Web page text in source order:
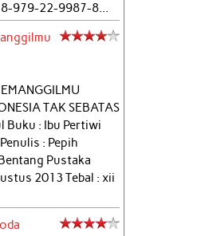
979-22-9987-8...
TAK SEBATAS
Buku : Ibu Pertiwi
: Pepih
Pustaka
2013 Tebal : xii